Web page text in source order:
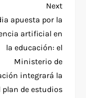
Next
Post
Next
apuesta por la
artificial en
la educación: el
Ministerio de
integrará la
plan de estudios